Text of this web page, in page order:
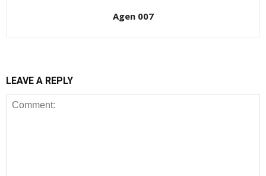
Agen 007
LEAVE A REPLY